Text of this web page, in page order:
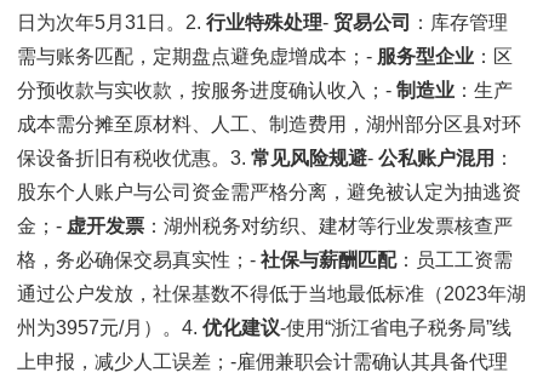
日为次年5月31日。2. 行业特殊处理- 贸易公司
：库存管理
需与账务匹配，定期盘点避免虚增成本；- 服务型企业 ：区
分预收款与实收款，按服务进度确认收入；- 制造业 ：生产
成本需分摊至原材料、人工、制造费用，湖州部分区县对环
保设备折旧有税收优惠。3. 常见风险规避- 公私账户混用 ：
股东个人账户与公司资金需严格分离，避免被认定为抽逃资
金；- 虚开发票 ：湖州税务对纺织、建材等行业发票核查严
格，务必确保交易真实性；- 社保与薪酬匹配：员工工资需
通过公户发放，社保基数不得低于当地最低标准（2023年湖
州为3957元/月）。4. 优化建议-使用“浙江省电子税务局”线
上申报，减少人工误差；-雇佣兼职会计需确认其具备代理